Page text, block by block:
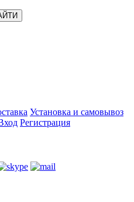
Установка и самовывоз
Регистрация